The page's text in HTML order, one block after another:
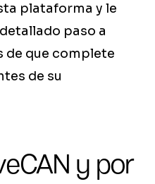
plataforma y le
paso a
de que complete
de su
y por